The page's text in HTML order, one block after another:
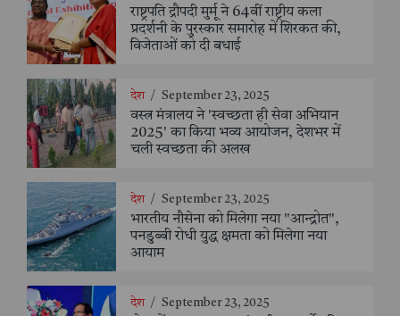
राष्ट्रपति द्रौपदी मुर्मू ने 64वीं राष्ट्रीय कला
प्रदर्शनी के पुरस्कार समारोह में शिरकत की,
विजेताओं को दी बधाई
देश / September 23, 2025
वस्त्र मंत्रालय ने 'स्वच्छता ही सेवा अभियान
2025' का किया भव्य आयोजन, देशभर में
चली स्वच्छता की अलख
देश / September 23, 2025
भारतीय नौसेना को मिलेगा नया "आन्द्रोत",
पनडुब्बी रोधी युद्ध क्षमता को मिलेगा नया
आयाम
देश / September 23, 2025